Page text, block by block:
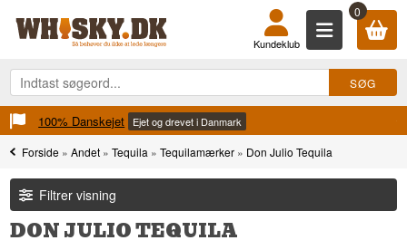
0
Kundeklub
100% Danskejet Ejet og drevet i Danmark
Forside »Andet »Tequila »Tequilamærker » Don Julio Tequila
Filtrer visning
DON JULIO TEQUILA